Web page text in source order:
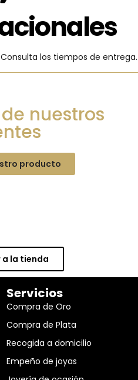
los tiempos de entrega.
nuestros
producto
a la tienda
Servicios
Compra de Oro
Compra de Plata
Recogida a domicilio
Empeño de joyas